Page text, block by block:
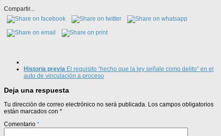
Compartir...
Historia previa El requisito “hecho que la ley señale como delito” en el
auto de vinculación a proceso
Deja una respuesta
Tu dirección de correo electrónico no será publicada. Los campos obligatorios
están marcados con *
Comentario *